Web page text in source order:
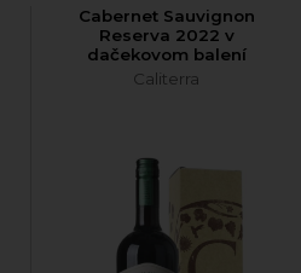
Cabernet Sauvignon
Reserva 2022 v
dačekovom balení
Caliterra